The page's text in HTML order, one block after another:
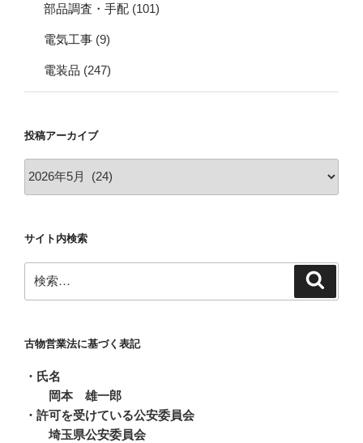
部品調査・手配 (101)
電気工事 (9)
電装品 (247)
投稿アーカイブ
カ
イ
ブ
サイト内検索
索:
古物営業法に基づく表記
・氏名
岡本 雄一郎
・許可を受けている公安委員会
埼玉県公安委員会